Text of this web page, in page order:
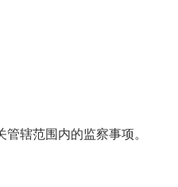
辖范围内的监察事项。